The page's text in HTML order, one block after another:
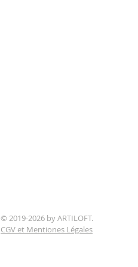
© 2019-2026 by ARTILOFT.
CGV et Mentiones Légales